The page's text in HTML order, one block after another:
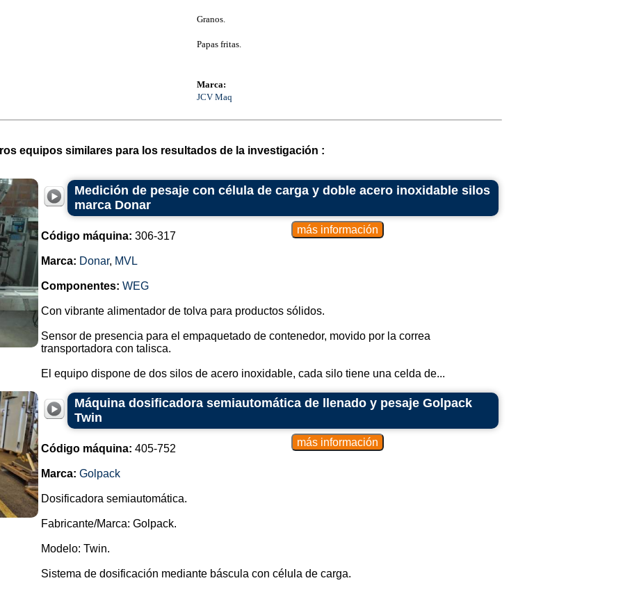
Granos.
Papas fritas.
Marca:
JCV Maq
equipos similares para los resultados de la investigación :
Medición de pesaje con célula de carga y doble acero inoxidable silos
marca Donar
Código máquina: 306-317
Marca: Donar, MVL
Componentes: WEG
Con vibrante alimentador de tolva para productos sólidos.
Sensor de presencia para el empaquetado de contenedor, movido por la correa
transportadora con talisca.
El equipo dispone de dos silos de acero inoxidable, cada silo tiene una celda de...
Máquina dosificadora semiautomática de llenado y pesaje Golpack
Twin
Código máquina: 405-752
Marca: Golpack
Dosificadora semiautomática.
Fabricante/Marca: Golpack.
Modelo: Twin.
Sistema de dosificación mediante báscula con célula de carga.